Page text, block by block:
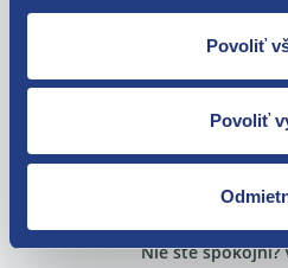
Povoliť
Povoliť
Dacia Duster 2010 - 2017
Dacia Duster 2017 -
Dacia Logan II 2013 -
Dacia Sandero II 2012 -2021
Renault Espace V 2015 -
Renault Master III 2010 -
Renault Mégane III 2008 -
Za kvalitu
Nie ste spokojní?